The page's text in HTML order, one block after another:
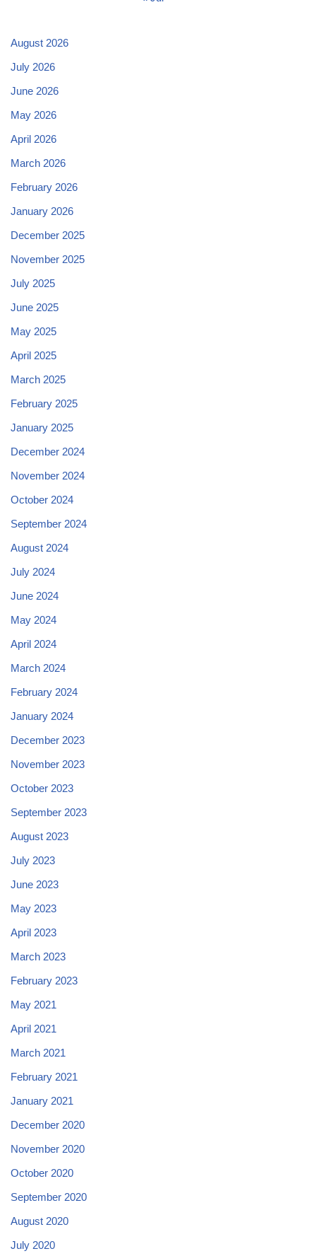
August 2026
July 2026
June 2026
May 2026
April 2026
March 2026
February 2026
January 2026
December 2025
November 2025
July 2025
June 2025
May 2025
April 2025
March 2025
February 2025
January 2025
December 2024
November 2024
October 2024
September 2024
August 2024
July 2024
June 2024
May 2024
April 2024
March 2024
February 2024
January 2024
December 2023
November 2023
October 2023
September 2023
August 2023
July 2023
June 2023
May 2023
April 2023
March 2023
February 2023
May 2021
April 2021
March 2021
February 2021
January 2021
December 2020
November 2020
October 2020
September 2020
August 2020
July 2020